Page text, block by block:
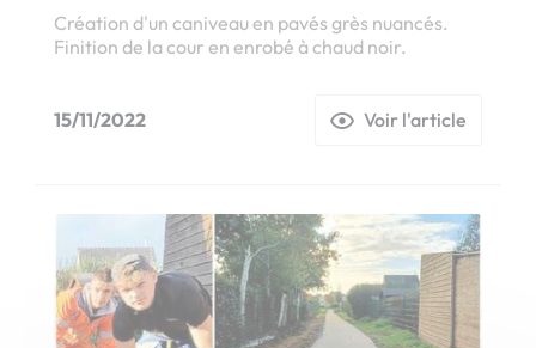
Création d'un caniveau en pavés grès nuancés.
Finition de la cour en enrobé à chaud noir.
15/11/2022 Voir l'article